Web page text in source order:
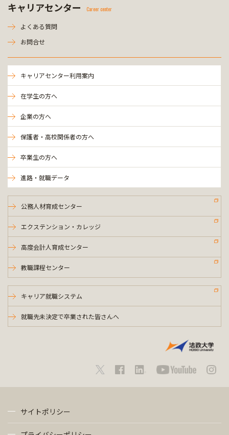
キャリアセンター Career center
よくある質問
お問合せ
キャリアセンター利用案内
在学生の方へ
企業の方へ
保護者・高校関係者の方へ
卒業生の方へ
進路・就職データ
公務人材育成センター
エクステンション・カレッジ
高度会計人育成センター
教職課程センター
キャリア就職システム
就職先未決定で卒業された皆さんへ
サイトポリシー